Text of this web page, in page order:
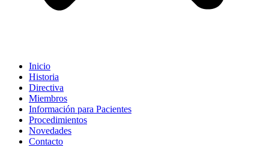
Inicio
Historia
Directiva
Miembros
Información para Pacientes
Procedimientos
Novedades
Contacto